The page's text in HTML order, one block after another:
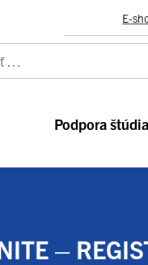
E-
Podpora štúdia
–